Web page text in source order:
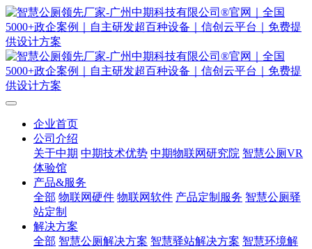
企业首页
公司介绍
关于中期 中期技术优势 中期物联网研究院 智慧公厕VR
体验馆
产品&服务
全部 物联网硬件 物联网软件 产品定制服务 智慧公厕驿
站定制
解决方案
全部 智慧公厕解决方案 智慧驿站解决方案 智慧环境解